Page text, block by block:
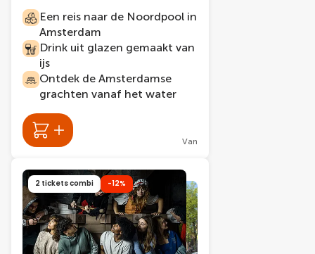
Een reis naar de Noordpool in
Amsterdam
Drink uit glazen gemaakt van
ijs
Ontdek de Amsterdamse
grachten vanaf het water
Van
2 tickets combi -12%